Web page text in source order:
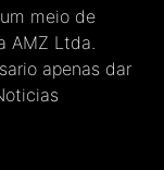
meio de
AMZ Ltda.
apenas dar